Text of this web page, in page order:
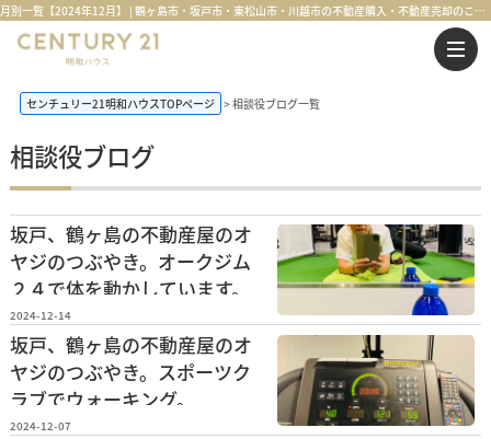
月別一覧【2024年12月】 | 鶴ヶ島市・坂戸市・東松山市・川越市の不動産購入・不動産売却のことならセンチュリー21明和ハウス
センチュリー21明和ハウスTOPページ 相談役ブログ一覧
相談役ブログ
坂戸、鶴ヶ島の不動産屋のオ
ヤジのつぶやき。オークジム
２４で体を動かしています。
2024-12-14
坂戸、鶴ヶ島の不動産屋のオ
ヤジのつぶやき。スポーツク
ラブでウォーキング。
2024-12-07